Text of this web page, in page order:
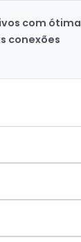
com ótima
conexões